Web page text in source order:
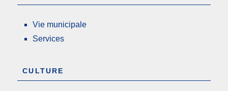
Vie municipale
Services
CULTURE